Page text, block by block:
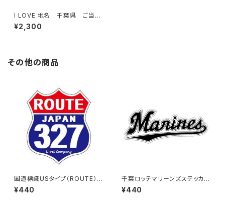
I LOVE 地名 千葉県 ご当
地 Tシャツ（C）White
¥2,300
その他の商品
国道標識USタイプ（ROUTE）ス
テッカー 327号線
¥440
千葉ロッテマリーンズステッカー
16
¥440